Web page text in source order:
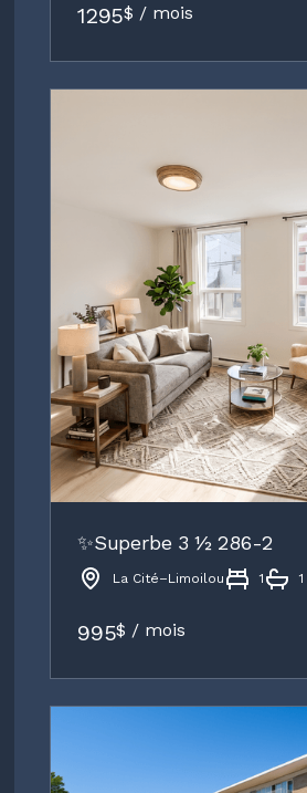
1295$ / mois
✨Superbe 3 ½ 286-2
La Cité–Limoilou 1 1
995$ / mois